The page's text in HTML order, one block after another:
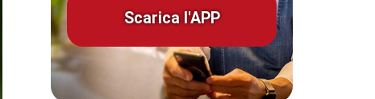
Scarica l'APP